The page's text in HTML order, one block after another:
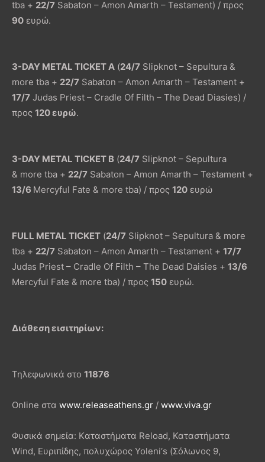
tba + 22/7 Sabaton – Amon Amarth – Testament) / προς
90 ευρώ.
3-DAY METAL TICKET A (24/7 Slipknot – Sepultura &
more tba + 22/7 Sabaton – Amon Amarth – Testament +
17/7 Judas Priest – Cradle Of Filth – The Dead Diasies) /
προς 120 ευρώ.
3-DAY METAL TICKET Β (24/7 Slipknot – Sepultura
& more tba + 22/7 Sabaton – Amon Amarth – Testament +
13/6 Mercyful Fate & more tba) / προς 120 ευρώ
FULL METAL TICKET (24/7 Slipknot – Sepultura & more
tba + 22/7 Sabaton – Amon Amarth – Testament + 17/7
Judas Priest – Cradle Of Filth – The Dead Daisies + 13/6
Mercyful Fate & more tba) / προς 150 ευρώ.
Διάθεση εισιτηρίων:
Τηλεφωνικά στο 11876
Online στα www.releaseathens.gr / www.viva.gr
Φυσικά σημεία: Kαταστήματα Reload, Καταστήματα
Wind, Ευριπίδης, πολυχώρος Yoleni‘s (Σόλωνος 9,